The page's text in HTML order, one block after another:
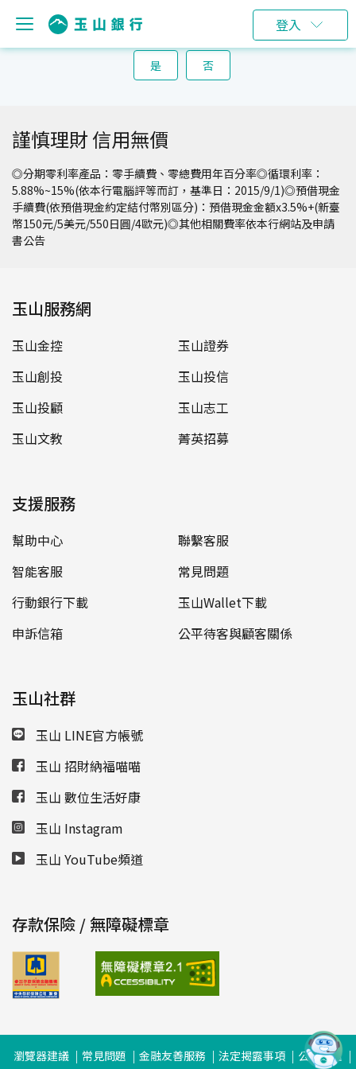
登入
請問這個說明對您是否有幫助？
是 否
謹慎理財 信用無價
◎分期零利率產品：零手續費、零總費用年百分率◎循環利率：
5.88%~15%(依本行電腦評等而訂，基準日：2015/9/1)◎預借現金
手續費(依預借現金約定結付幣別區分)：預借現金金額x3.5%+(新臺
幣150元/5美元/550日圓/4歐元)◎其他相關費率依本行網站及申請
書公告
玉山服務網
玉山金控
玉山證券
玉山創投
玉山投信
玉山投顧
玉山志工
玉山文教
菁英招募
支援服務
幫助中心
聯繫客服
智能客服
常見問題
行動銀行下載
玉山Wallet下載
申訴信箱
公平待客與顧客關係
玉山社群
玉山 LINE官方帳號
玉山 招財納福喵喵
玉山 數位生活好康
玉山 Instagram
玉山 YouTube頻道
存款保險 / 無障礙標章
瀏覽器建議 常見問題 金融友善服務 法定揭露事項 公司治理